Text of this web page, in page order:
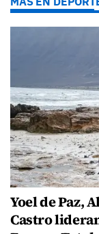
Yoel de Paz,
Castro